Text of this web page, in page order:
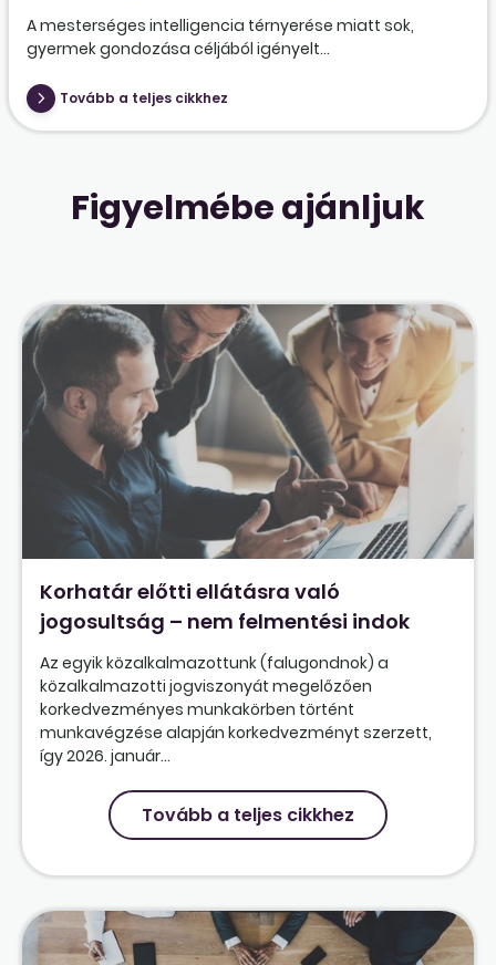
A mesterséges intelligencia térnyerése miatt sok,
gyermek gondozása céljából igényelt...
Tovább a teljes cikkhez
Figyelmébe ajánljuk
Korhatár előtti ellátásra való
jogosultság – nem felmentési indok
Az egyik közalkalmazottunk (falugondnok) a
közalkalmazotti jogviszonyát megelőzően
korkedvezményes munkakörben történt
munkavégzése alapján korkedvezményt szerzett,
így 2026. január...
Tovább a teljes cikkhez